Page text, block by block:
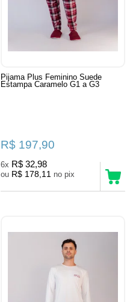
Pijama Plus Feminino Suede
Estampa Caramelo G1 a G3
R$ 197,90
6x R$ 32,98
ou R$ 178,11 no pix